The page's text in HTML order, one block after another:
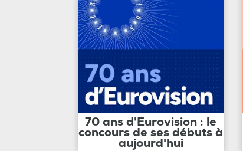
70 ans d'Eurovision : le
concours de ses débuts à
aujourd'hui